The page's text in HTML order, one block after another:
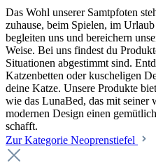
Das Wohl unserer Samtpfoten
zuhause, beim Spielen, im
begleiten uns und bereichern
Weise. Bei uns findest du
Situationen abgestimmt sind.
Katzenbetten oder kuscheligen
deine Katze. Unsere Produkte
wie das LunaBed, das mit seiner
modernen Design einen
schafft.
Zur Kategorie Neoprenstiefel